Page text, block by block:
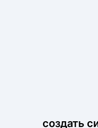
создать